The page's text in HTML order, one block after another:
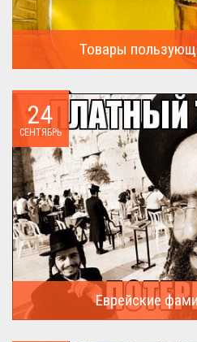
Товары
24
СЕНТЯБРЬ
Еврейские